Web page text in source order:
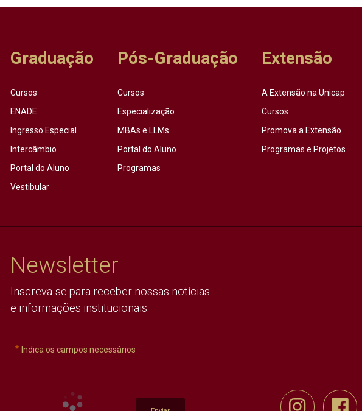
Graduação
Cursos
ENADE
Ingresso Especial
Intercâmbio
Portal do Aluno
Vestibular
Pós-Graduação
Cursos
Especialização
MBAs e LLMs
Portal do Aluno
Programas
Extensão
A Extensão na Unicap
Cursos
Promova a Extensão
Programas e Projetos
Newsletter
Inscreva-se para receber nossas notícias
e informações institucionais.
Indica os campos necessários